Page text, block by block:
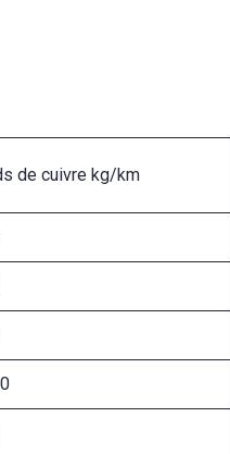
de cuivre kg/km